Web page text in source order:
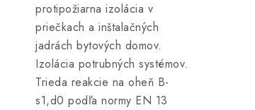
protipožiarna izolácia v
priečkach a inštalačných
jadrách bytových domov.
Izolácia potrubných systémov.
Trieda reakcie na oheň B-
s1,d0 podľa normy EN 13